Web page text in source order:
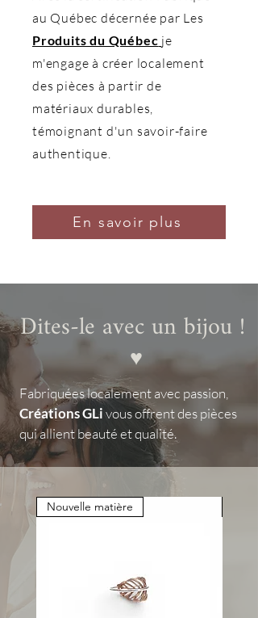
au Québec décernée par Les
Produits du Québec je
m'engage à créer localement
des pièces à partir de
matériaux durables,
témoignant d'un savoir-faire
authentique.
En savoir plus
Dites-le avec un bijou !
♥
Fabriquées localement avec passion,
Créations GLivous offrent des pièces
qui allient beauté et qualité.
Nouvelle matière